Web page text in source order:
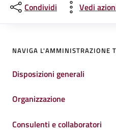
Condividi Vedi
NAVIGA L'AMMINISTRAZIONE
Disposizioni generali
Organizzazione
Consulenti e collaboratori